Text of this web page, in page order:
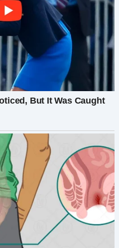
Мило бросился на
но Мило сделал
её платья и
несколько мужчин
что пса просто
кровь
упала
— провода опутывали
который издавал
писк, эхом
тишине.
ужаса.